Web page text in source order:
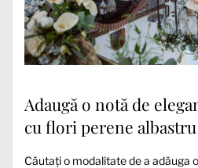
Adaugă o notă de
cu flori perene
Căutați o modalitate de a adăuga